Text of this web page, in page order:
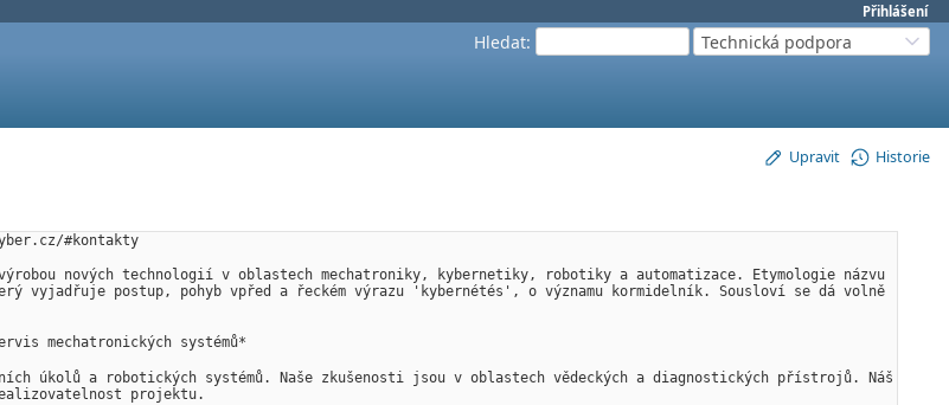
Přihlášení
Hledat: Technická podpora
Upravit Historie
#kontakty
nových technologií v oblastech mechatroniky, kybernetiky, robotiky a automatizace. Etymologie názvu
postup, pohyb vpřed a řeckém výrazu 'kybernétés', o významu kormidelník. Sousloví se dá volně
mechatronických systémů*
úkolů a robotických systémů. Naše zkušenosti jsou v oblastech vědeckých a diagnostických přístrojů. Náš
projektu.